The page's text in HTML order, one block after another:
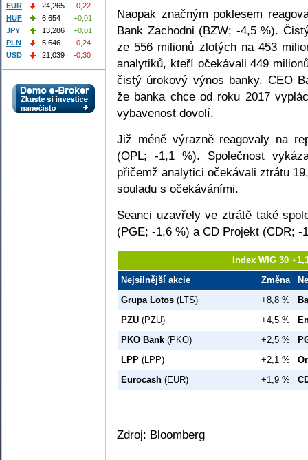
Naopak značným poklesem
Bank Zachodni (BZW; -4,5 %).
ze 556 milionů zlotých na 453
analytiků, kteří očekávali 449
čistý úrokový výnos banky. CEO
že banka chce od roku 2017
vybavenost dovolí.
Již méně výrazně reagovaly na
(OPL; -1,1 %). Společnost
přičemž analytici očekávali ztrátu
souladu s očekáváními.
Seanci uzavřely ve ztrátě také
(PGE; -1,6 %) a CD Projekt (CDR; -
Index WIG 30
Nejsilnější akcie
Změna
Grupa Lotos (LTS) +8,8 %
PZU (PZU) +4,5 %
PKO Bank (PKO) +2,5 %
LPP (LPP) +2,1 %
Eurocash (EUR) +1,9 %
Zdroj: Bloomberg
EUR 24,265
-0,22
HUF
6,654
+0,01
JPY
13,286
+0,01
PLN
5,646
-0,24
USD
21,039 -0,30